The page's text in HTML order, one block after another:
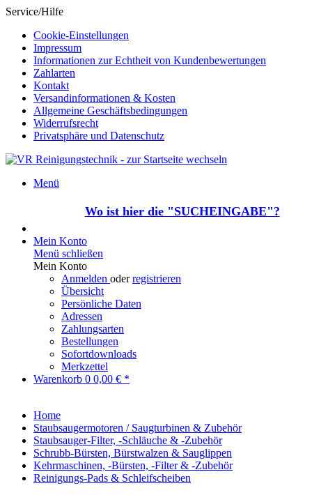
Service/Hilfe
Cookie-Einstellungen
Impressum
Informationen zur Echtheit von Kundenbewertungen
Zahlarten
Kontakt
Versandinformationen & Kosten
Allgemeine Geschäftsbedingungen
Widerrufsrecht
Privatsphäre und Datenschutz
Menü
Wo ist hier die "SUCHEINGABE"?
Mein Konto
Menü schließen
Mein Konto
Anmelden oderregistrieren
Übersicht
Persönliche Daten
Adressen
Zahlungsarten
Bestellungen
Sofortdownloads
Merkzettel
Warenkorb 0 0,00 € *
Home
Staubsaugermotoren / Saugturbinen & Zubehör
Staubsauger-Filter, -Schläuche & -Zubehör
Schrubb-Bürsten, Bürstwalzen & Sauglippen
Kehrmaschinen, -Bürsten, -Filter & -Zubehör
Reinigungs-Pads & Schleifscheiben